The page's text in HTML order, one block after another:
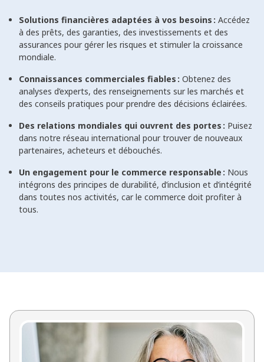
Solutions financières adaptées à vos besoins : Accédez
à des prêts, des garanties, des investissements et des
assurances pour gérer les risques et stimuler la croissance
mondiale.
Connaissances commerciales fiables : Obtenez des
analyses d’experts, des renseignements sur les marchés et
des conseils pratiques pour prendre des décisions éclairées.
Des relations mondiales qui ouvrent des portes : Puisez
dans notre réseau international pour trouver de nouveaux
partenaires, acheteurs et débouchés.
Un engagement pour le commerce responsable : Nous
intégrons des principes de durabilité, d’inclusion et d’intégrité
dans toutes nos activités, car le commerce doit profiter à
tous.